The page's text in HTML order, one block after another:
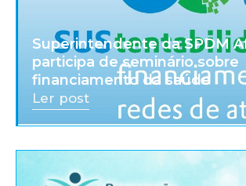
Superintendente da SPDM
participa de seminário sobre
financiamento da saúde
Ler post